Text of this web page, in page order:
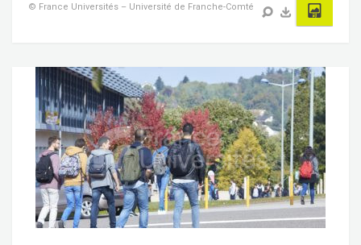
© France Universités – Université de Franche-Comté